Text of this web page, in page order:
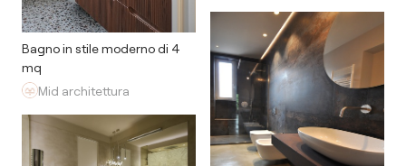
Bagno in stile moderno di 4
mq
Mid architettura